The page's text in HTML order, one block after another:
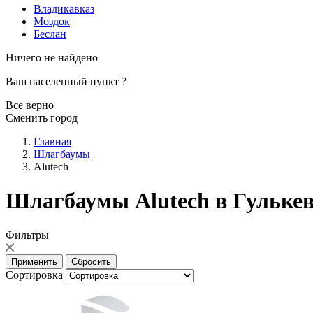
Владикавказ
Моздок
Беслан
Ничего не найдено
Ваш населенный пункт ?
Все верно
Сменить город
Главная
Шлагбаумы
Alutech
Шлагбаумы Alutech в
Фильтры
Сортировка